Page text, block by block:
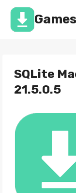
Перейти
содержимому
SQLite
21.5.0.5